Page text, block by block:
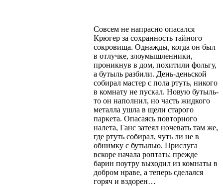
Совсем не напрасно опасался
Крюгер за сохранность тайного
сокровища. Однажды, когда он был
в отлучке, злоумышленники,
проникнув в дом, похитили фольгу,
а бутыль разбили. День-деньской
собирал мастер с пола ртуть, никого
в комнату не пускал. Новую бутыль-
то он наполнил, но часть жидкого
металла ушла в щели старого
паркета. Опасаясь повторного
налета, Ганс затеял ночевать там же,
где ртуть собирал, чуть ли не в
обнимку с бутылью. Прислуга
вскоре начала роптать: прежде
барин поутру выходил из комнаты в
добром нраве, а теперь сделался
горяч и вздорен…